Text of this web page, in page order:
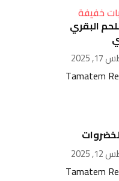
خفيفة
البقري
Tamatem
Tamatem